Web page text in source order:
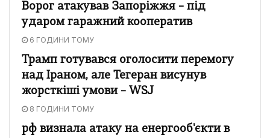
Ворог атакував Запоріжжя – під
ударом гаражний кооператив
6 ГОДИНИ ТОМУ
Трамп готувався оголосити перемогу
над Іраном, але Тегеран висунув
жорсткіші умови – WSJ
8 ГОДИНИ ТОМУ
рф визнала атаку на енергооб'єкти в